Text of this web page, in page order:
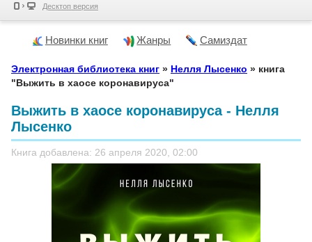
Десктоп версия
Новинки книг Жанры Самиздат
Электронная библиотека книг » Нелля Лысенко » книга
"Выжить в хаосе коронавируса"
Выжить в хаосе коронавируса - Нелля
Лысенко
Книга добавлена: 26 апреля 2020, 02:00